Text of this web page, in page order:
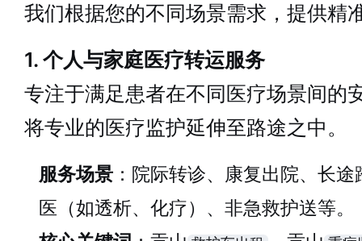
我们根据您的不同场景需求，提供精
1. 个人与家庭医疗转运服务
专注于满足患者在不同医疗场景间的
将专业的医疗监护延伸至路途之中。
服务场景 ：院际转诊、康复出院、长
医（如透析、化疗）、非急救护送等。